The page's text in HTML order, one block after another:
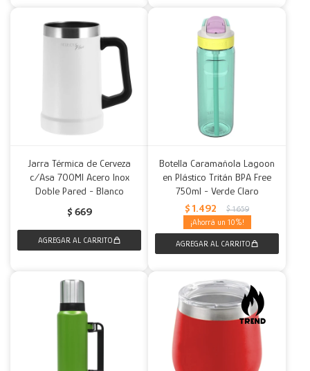
Jarra Térmica de Cerveza
c/Asa 700Ml Acero Inox
Doble Pared - Blanco
$ 669
Botella Caramañola Lagoon
en Plástico Tritán BPA Free
750ml - Verde Claro
$ 1.492 $ 1.659
10